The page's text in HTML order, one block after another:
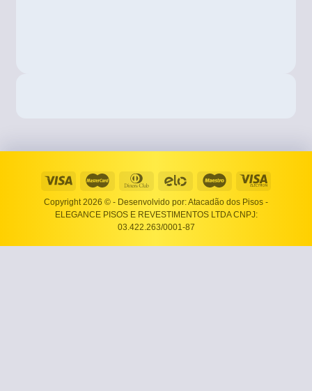
Copyright 2026 © - Desenvolvido por: Atacadão dos Pisos -
ELEGANCE PISOS E REVESTIMENTOS LTDA CNPJ:
03.422.263/0001-87